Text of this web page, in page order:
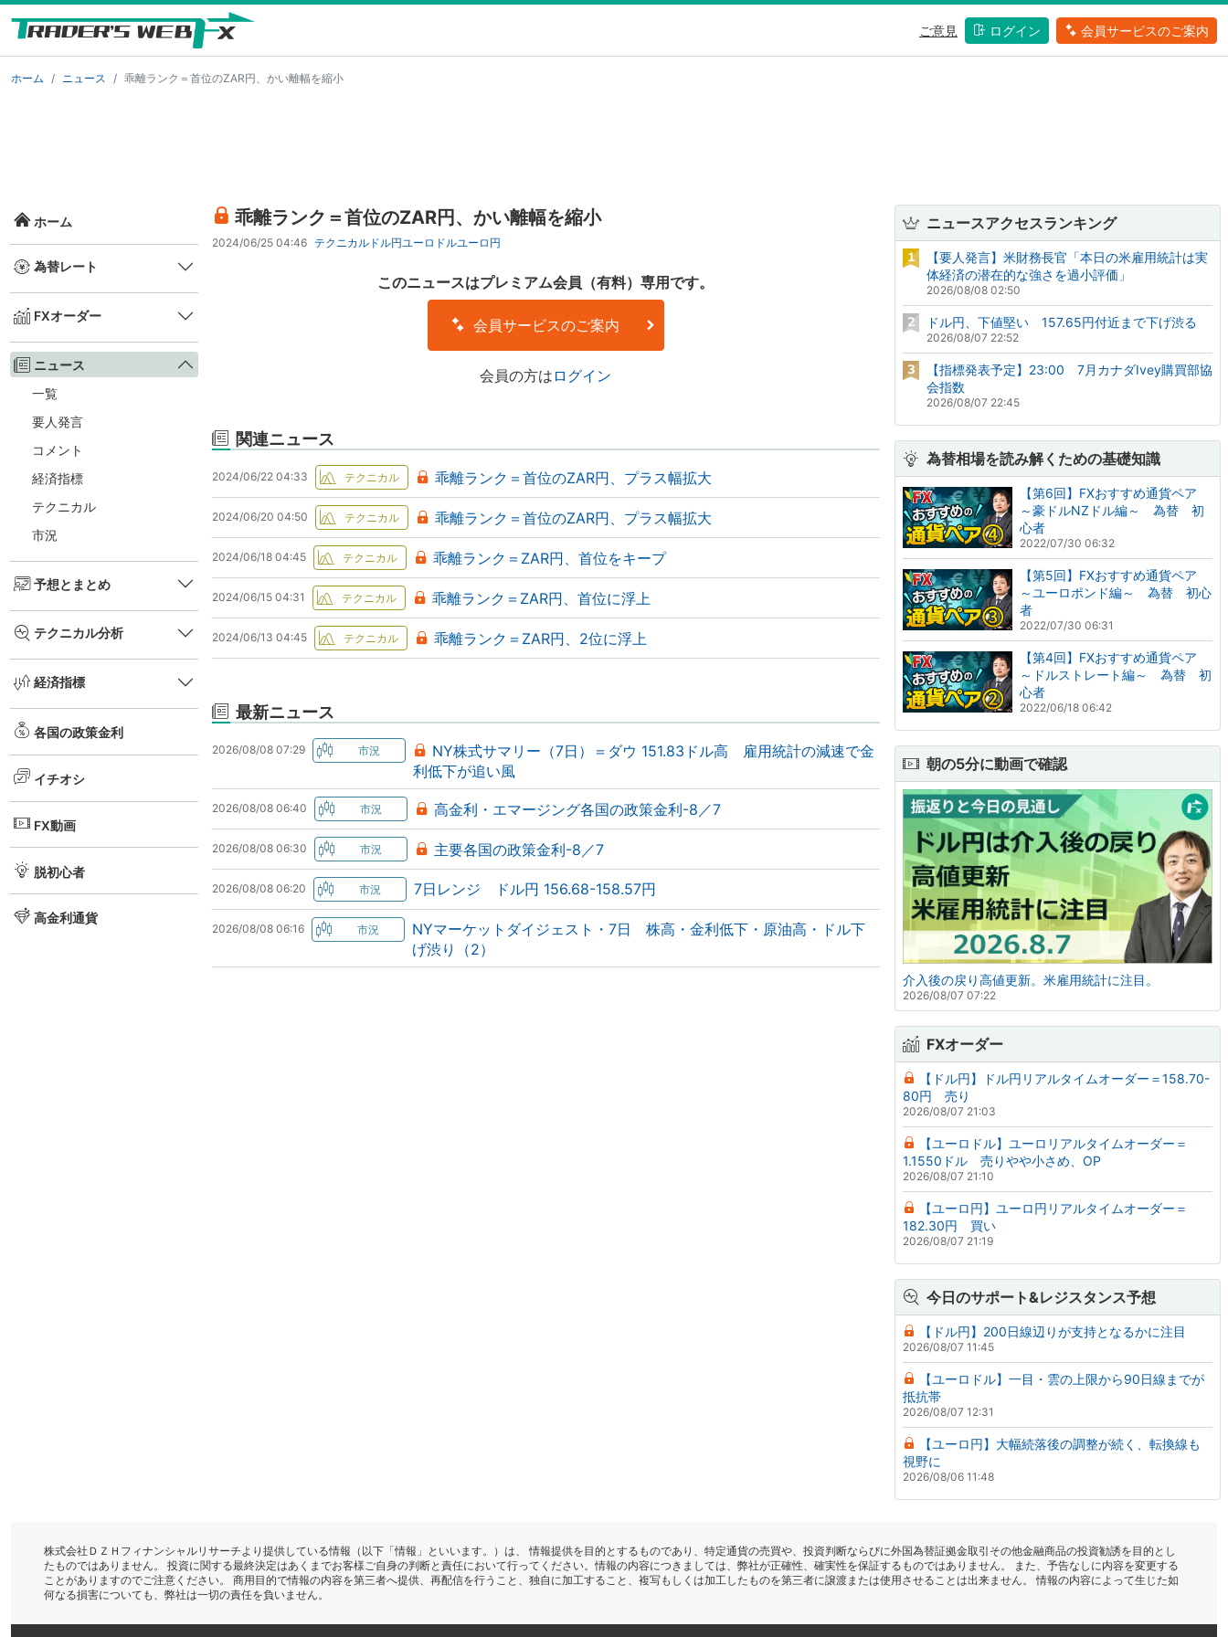
ご意見 ログイン 会員サービスのご案内
ホーム ニュース 乖離ランク＝首位のZAR円、かい離幅を縮小
ホーム
為替レート
FXオーダー
ニュース
一覧
要人発言
コメント
経済指標
テクニカル
市況
予想とまとめ
テクニカル分析
経済指標
各国の政策金利
イチオシ
FX動画
脱初心者
高金利通貨
乖離ランク＝首位のZAR円、かい離幅を縮小
2024/06/25 04:46 テクニカル ドル円ユーロドルユーロ円
このニュースはプレミアム会員（有料）専用です。
会員サービスのご案内
会員の方は ログイン
関連ニュース
2024/06/22 04:33 乖離ランク＝首位のZAR円、プラス幅拡大
2024/06/20 04:50 乖離ランク＝首位のZAR円、プラス幅拡大
2024/06/18 04:45 乖離ランク＝ZAR円、首位をキープ
2024/06/15 04:31 乖離ランク＝ZAR円、首位に浮上
2024/06/13 04:45 乖離ランク＝ZAR円、2位に浮上
最新ニュース
2026/08/08 07:29
NY株式サマリー（7日）＝ダウ 151.83ドル高 雇用統計の減速で金
利低下が追い風
2026/08/08 06:40 高金利・エマージング各国の政策金利-8／7
2026/08/08 06:30 主要各国の政策金利-8／7
2026/08/08 06:20 7日レンジ ドル円 156.68-158.57円
2026/08/08 06:16
NYマーケットダイジェスト・7日 株高・金利低下・原油高・ドル下
げ渋り（2）
ニュースアクセスランキング
【要人発言】米財務長官「本日の米雇用統計は実
体経済の潜在的な強さを過小評価」
2026/08/08 02:50
ドル円、下値堅い 157.65円付近まで下げ渋る
2026/08/07 22:52
【指標発表予定】23:00 7月カナダIvey購買部協
会指数
2026/08/07 22:45
為替相場を読み解くための基礎知識
【第6回】FXおすすめ通貨ペア
～豪ドルNZドル編～ 為替 初
心者
2022/07/30 06:32
【第5回】FXおすすめ通貨ペア
～ユーロポンド編～ 為替 初心
者
2022/07/30 06:31
【第4回】FXおすすめ通貨ペア
～ドルストレート編～ 為替 初
心者
2022/06/18 06:42
朝の5分に動画で確認
介入後の戻り高値更新。米雇用統計に注目。
2026/08/07 07:22
FXオーダー
【ドル円】ドル円リアルタイムオーダー＝158.70-
80円 売り
2026/08/07 21:03
【ユーロドル】ユーロリアルタイムオーダー＝
1.1550ドル 売りやや小さめ、OP
2026/08/07 21:10
【ユーロ円】ユーロ円リアルタイムオーダー＝
182.30円 買い
2026/08/07 21:19
今日のサポート&レジスタンス予想
【ドル円】200日線辺りが支持となるかに注目
2026/08/07 11:45
【ユーロドル】一目・雲の上限から90日線までが
抵抗帯
2026/08/07 12:31
【ユーロ円】大幅続落後の調整が続く、転換線も
視野に
2026/08/06 11:48
株式会社ＤＺＨフィナンシャルリサーチより提供している情報（以下「情報」といいます。）は、 情報提供を目的とするものであり、特定通貨の売買や、投資判断ならびに外国為替証拠金取引その他金融商品の投資勧誘を目的とし
たものではありません。 投資に関する最終決定はあくまでお客様ご自身の判断と責任において行ってください。情報の内容につきましては、弊社が正確性、確実性を保証するものではありません。 また、予告なしに内容を変更する
ことがありますのでご注意ください。 商用目的で情報の内容を第三者へ提供、再配信を行うこと、独自に加工すること、複写もしくは加工したものを第三者に譲渡または使用させることは出来ません。 情報の内容によって生じた如
何なる損害についても、弊社は一切の責任を負いません。